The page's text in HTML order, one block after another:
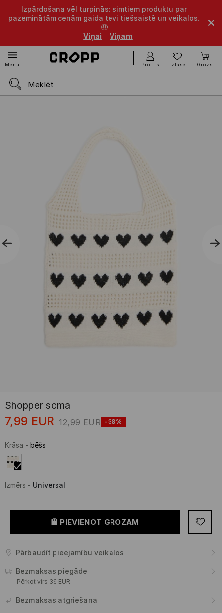
Izpārdošana vēl turpinās: simtiem produktu par
pazeminātām cenām gaida tevi tiešsaistē un veikalos.
🤑
Viņai
Viņam
Menu Profils Izlase Grozs
Shopper soma
7,99 EUR 12,99 EUR -38%
Krāsa - bēšs
Izmērs - Universal
PIEVIENOT GROZAM
Pārbaudīt pieejamību veikalos
Bezmaksas piegāde
Pērkot virs 39 EUR
Bezmaksas atgriešana